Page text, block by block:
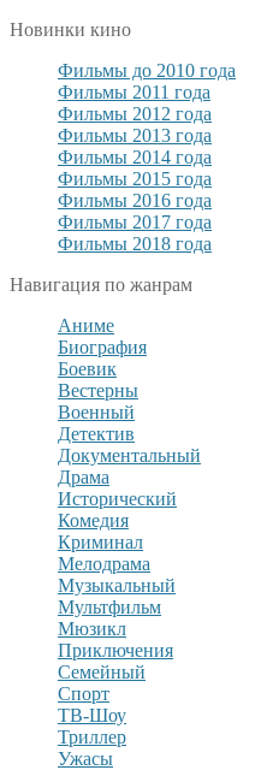
Новинки кино
Фильмы до 2010 года
Фильмы 2011 года
Фильмы 2012 года
Фильмы 2013 года
Фильмы 2014 года
Фильмы 2015 года
Фильмы 2016 года
Фильмы 2017 года
Фильмы 2018 года
Навигация по жанрам
Аниме
Биография
Боевик
Вестерны
Военный
Детектив
Документальный
Драма
Исторический
Комедия
Криминал
Мелодрама
Музыкальный
Мультфильм
Мюзикл
Приключения
Семейный
Спорт
ТВ-Шоу
Триллер
Ужасы